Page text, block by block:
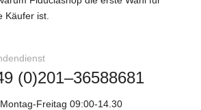
Käufer ist.
(0)201–36588681
Freitag 09:00-14.30